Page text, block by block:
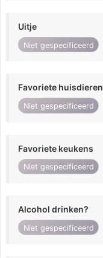
Uitje
Niet gespecificeerd
Favoriete huisdieren
Niet gespecificeerd
Favoriete keukens
Niet gespecificeerd
Alcohol drinken?
Niet gespecificeerd